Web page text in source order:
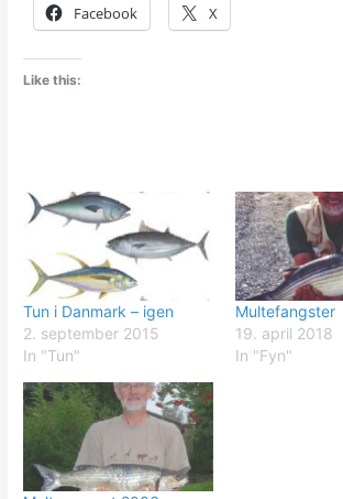
Facebook X
Like this:
Tun i Danmark – igen
2. september 2015
In "Tun"
Multefangster
19. april 2018
In "Fyn"